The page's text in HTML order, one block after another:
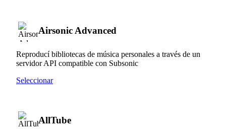
Airsonic Advanced
Reproducí bibliotecas de música personales a través de un
servidor API compatible con Subsonic
Seleccionar
AllTube